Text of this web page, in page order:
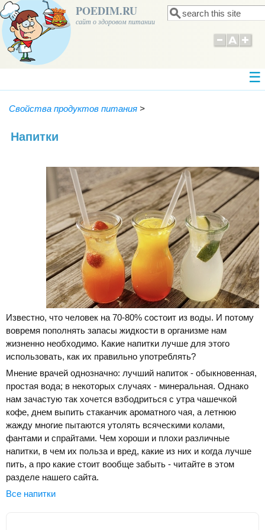
POEDIM.RU
сайт о здоровом питании Форма поиска
Поиск
Свойства продуктов питания >
Напитки
Известно, что человек на 70-80% состоит из воды. И потому
вовремя пополнять запасы жидкости в организме нам
жизненно необходимо. Какие напитки лучше для этого
использовать, как их правильно употреблять?
Мнение врачей однозначно: лучший напиток - обыкновенная,
простая вода; в некоторых случаях - минеральная. Однако
нам зачастую так хочется взбодриться с утра чашечкой
кофе, днем выпить стаканчик ароматного чая, а летнюю
жажду многие пытаются утолять всяческими колами,
фантами и спрайтами. Чем хороши и плохи различные
напитки, в чем их польза и вред, какие из них и когда лучше
пить, а про какие стоит вообще забыть - читайте в этом
разделе нашего сайта.
Все напитки